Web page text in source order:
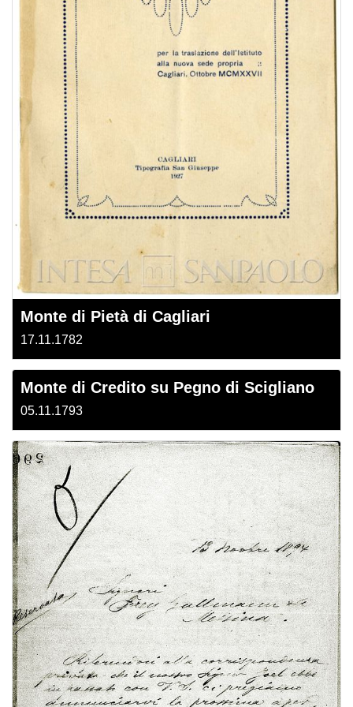
Monte di Pietà di Cagliari
17.11.1782
Monte di Credito su Pegno di Scigliano
05.11.1793